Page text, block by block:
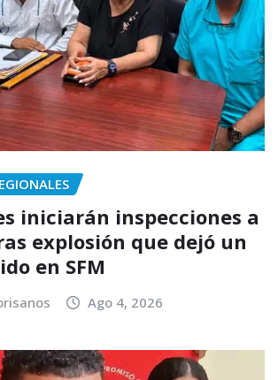
iniciarán inspecciones a
explosión que dejó un
en SFM
Ago 4, 2026